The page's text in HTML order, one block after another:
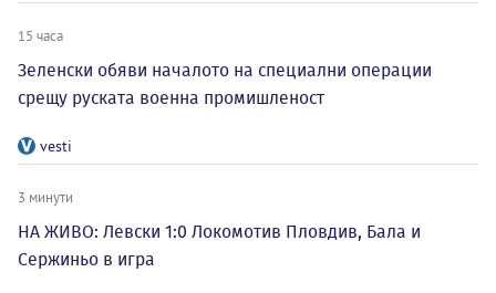
15 часа
Зеленски обяви началото на специални операции
срещу руската военна промишленост
vesti
3 минути
НА ЖИВО: Левски 1:0 Локомотив Пловдив, Бала и
Сержиньо в игра